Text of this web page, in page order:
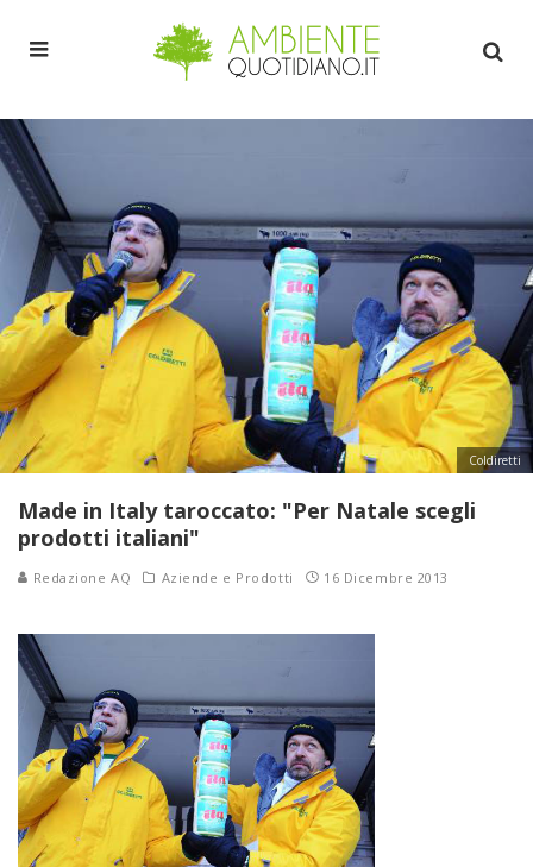
Coldiretti
Made in Italy taroccato: "Per Natale scegli
prodotti italiani"
Redazione AQ Aziende e Prodotti 16 Dicembre 2013